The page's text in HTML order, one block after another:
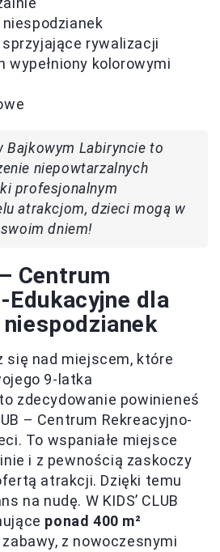
niespodzianek
rywalizacji
wypełniony kolorowymi
Bajkowym Labiryncie to
niepowtarzalnych
profesjonalnym
atrakcjom, dzieci mogą w
dniem!
Centrum
Edukacyjne dla
niespodzianek
się nad miejscem, które
9-latka
zdecydowanie powinieneś
– Centrum Rekreacyjno-
To wspaniałe miejsce
i z pewnością zaskoczy
atrakcji. Dzięki temu
na nudę. W KIDS’ CLUB
ponad 400 m²
zabawy, z nowoczesnymi